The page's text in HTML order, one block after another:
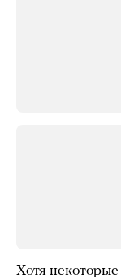
Хотя некоторые